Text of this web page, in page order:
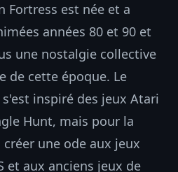
Fortress est née et a
années 80 et 90 et
une nostalgie collective
de cette époque. Le
inspiré des jeux Atari
Hunt, mais pour la
une ode aux jeux
et aux anciens jeux de